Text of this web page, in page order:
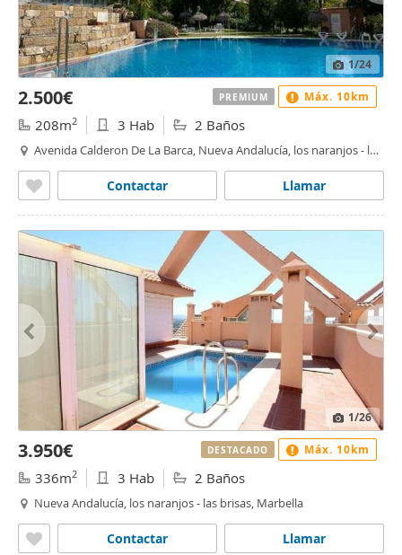
1/24
2.500€
208m2 3 Hab 2 Baños
Avenida Calderon De La Barca, Nueva Andalucía, los naranjos - las
Llamar
Contactar
PREMIUM Máx. 10km
1/26
3.950€
336m2 3 Hab 2 Baños
Nueva Andalucía, los naranjos - las brisas, Marbella
Llamar
Contactar
DESTACADO Máx. 10km